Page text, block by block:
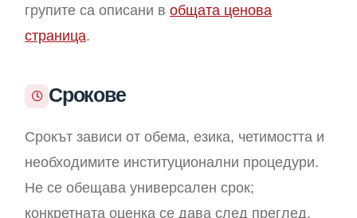
групите са описани в общата ценова
страница.
Срокове
Срокът зависи от обема, езика, четимостта и
необходимите институционални процедури.
Не се обещава универсален срок;
конкретната оценка се дава след преглед.